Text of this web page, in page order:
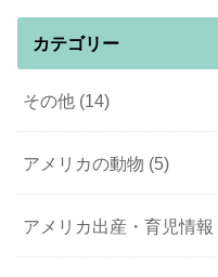
カテゴリー
その他 (14)
アメリカの動物 (5)
アメリカ出産・育児情報